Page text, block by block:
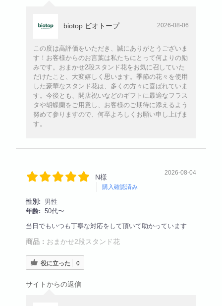
biotop ビオトープ 2026-08-06
この度は高評価をいただき、誠にありがとうございま
す！お客様からのお言葉は私たちにとって何よりの励
みです。おまかせ2段スタンド花をお気に召していた
だけたこと、大変嬉しく思います。季節の花々を使用
した豪華なスタンド花は、多くの方々に喜ばれていま
す。今後とも、開店祝いなどのギフトに最適なフラス
タや胡蝶蘭をご用意し、お客様のご期待に添えるよう
努めて参りますので、何卒よろしくお願い申し上げま
す。
N様
購入確認済み
2026-08-04
性別:
男性
年齢: 50代〜
当日でもいつも丁寧な対応をして頂いて助かっています
商品： おまかせ2段スタンド花
役に立った 0
サイトからの返信